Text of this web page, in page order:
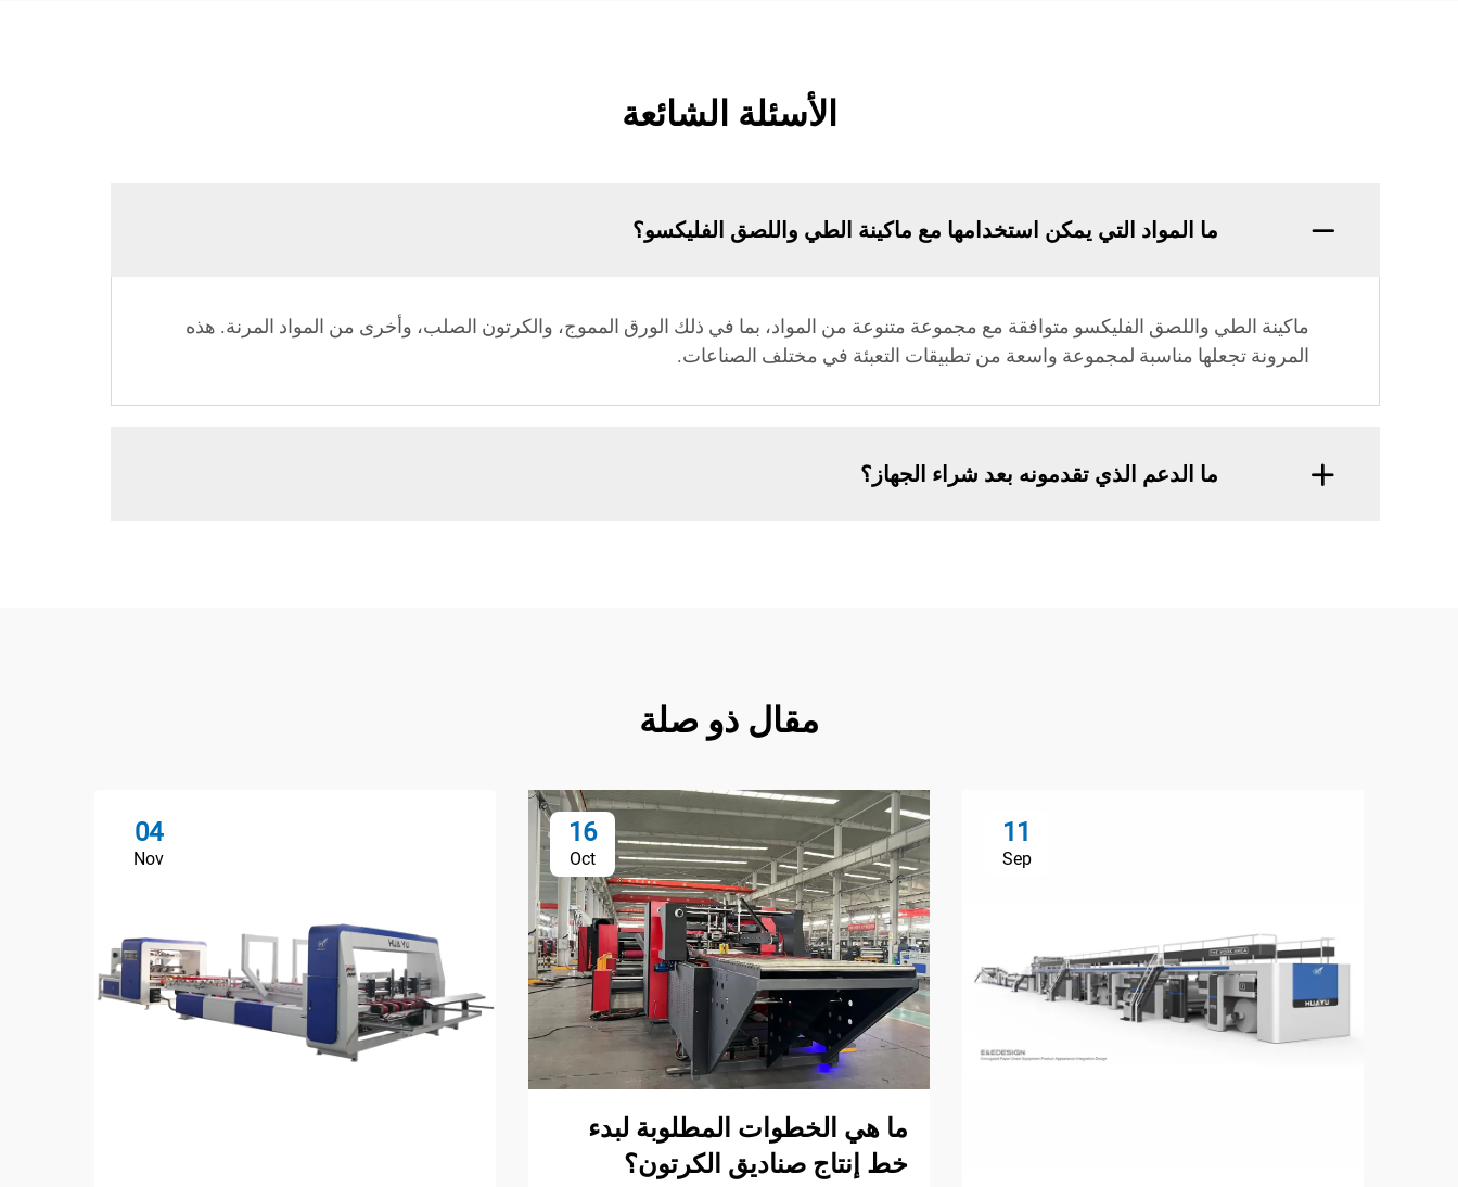
الأسئلة الشائعة
ما المواد التي يمكن استخدامها مع ماكينة الطي واللصق الفليكسو؟
ماكينة الطي واللصق الفليكسو متوافقة مع مجموعة متنوعة من المواد، بما في ذلك الورق المموج، والكرتون الصلب، وأخرى من المواد المرنة. هذه
المرونة تجعلها مناسبة لمجموعة واسعة من تطبيقات التعبئة في مختلف الصناعات.
ما الدعم الذي تقدمونه بعد شراء الجهاز؟
مقال ذو صلة
11
Sep
16
Oct
ما هي الخطوات المطلوبة لبدء
خط إنتاج صناديق الكرتون؟
04
Nov